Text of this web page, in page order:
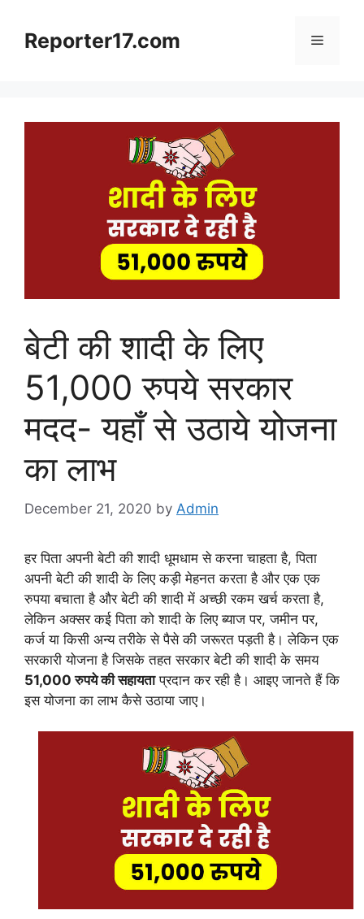
contentReporter17.com Menu
बेटी की शादी के लिए
51,000 रुपये सरकार
मदद- यहाँ से उठाये योजना
का लाभ
December 21, 2020 by Admin
हर पिता अपनी बेटी की शादी धूमधाम से करना चाहता है, पिता
अपनी बेटी की शादी के लिए कड़ी मेहनत करता है और एक एक
रुपया बचाता है और बेटी की शादी में अच्छी रकम खर्च करता है,
लेकिन अक्सर कई पिता को शादी के लिए ब्याज पर, जमीन पर,
कर्ज या किसी अन्य तरीके से पैसे की जरूरत पड़ती है। लेकिन एक
सरकारी योजना है जिसके तहत सरकार बेटी की शादी के समय
51,000 रुपये की सहायताप्रदान कर रही है। आइए जानते हैं कि
इस योजना का लाभ कैसे उठाया जाए।